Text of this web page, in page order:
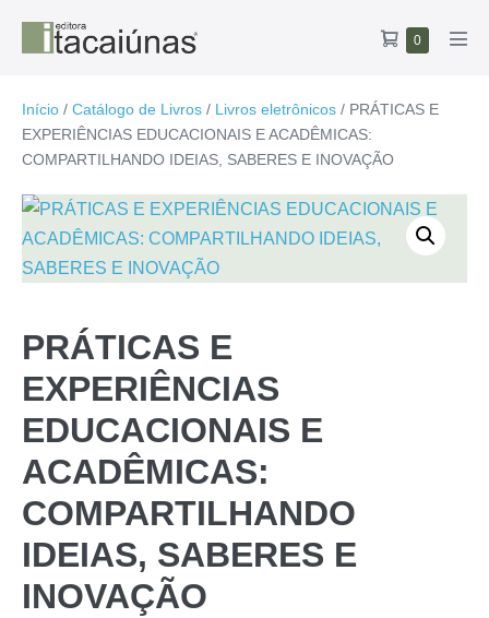
conteúdo
Carrinho
0Itens
Início / Catálogo de Livros / Livros eletrônicos / PRÁTICAS E
EXPERIÊNCIAS EDUCACIONAIS E ACADÊMICAS:
COMPARTILHANDO IDEIAS, SABERES E INOVAÇÃO
PRÁTICAS E
EXPERIÊNCIAS
EDUCACIONAIS E
ACADÊMICAS:
COMPARTILHANDO
IDEIAS, SABERES E
INOVAÇÃO